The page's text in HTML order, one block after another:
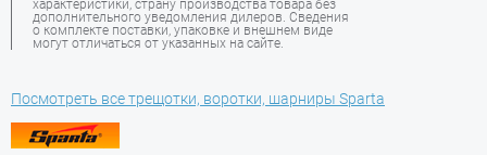
характеристики, страну производства товара без
дополнительного уведомления дилеров. Сведения
о комплекте поставки, упаковке и внешнем виде
могут отличаться от указанных на сайте.
Посмотреть все трещотки, воротки, шарниры Sparta